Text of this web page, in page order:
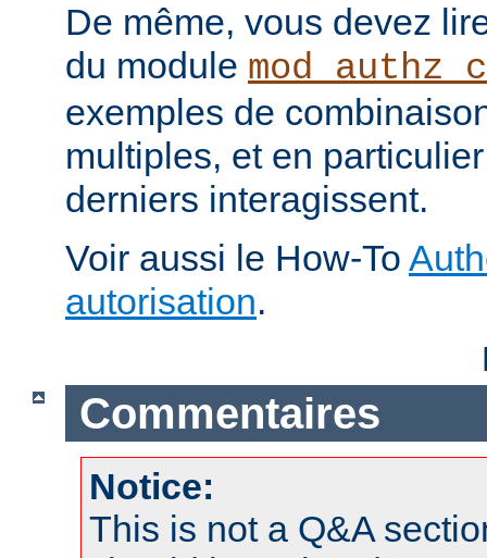
De même, vous devez
du module
exemples de
multiples, et en
derniers interagissent.
Voir aussi le How-To
autorisation.
Commentaires
Notice:
This is not a Q&A